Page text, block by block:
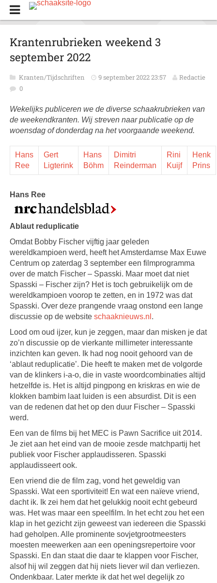
Krantenrubrieken weekend 3
september 2022
Kranten/Tijdschriften 9 september 2022 23:57
Redactie
0
Wekelijks publiceren we de diverse schaakrubrieken van
de weekendkranten. Wij streven naar publicatie op de
woensdag of donderdag na het voorgaande weekend.
Hans
Ree
Gert
Ligterink
Hans
Böhm
Dimitri
Reinderman
Rini
Kuijf
Henk
Prins
Hans Ree
Ablaut reduplicatie
Omdat Bobby Fischer vijftig jaar geleden
wereldkampioen werd, heeft het Amsterdamse Max Euwe
Centrum op zaterdag 3 september een filmprogramma
over de match Fischer – Spasski. Maar moet dat niet
Spasski – Fischer zijn? Het is toch gebruikelijk om de
wereldkampioen voorop te zetten, en in 1972 was dat
Spasski. Over deze prangende vraag onstond een lange
discussie op de website schaaknieuws.nl .
Lood om oud ijzer, kun je zeggen, maar dan misken je dat
zo’n discussie op de vierkante millimeter interessante
inzichten kan geven. Ik had nog nooit gehoord van de
‘ablaut reduplicatie’. Die heeft te maken met de volgorde
van de klinkers i-a-o, die in vaste woordcombinaties altijd
hetzelfde is. Het is altijd pingpong en kriskras en wie de
klokken bambim laat luiden is een absurdist. Dit is een
van de redenen dat het op den duur Fischer – Spasski
werd.
Een van de films bij het MEC is Pawn Sacrifice uit 2014.
Je ziet aan het eind van de mooie zesde matchpartij het
publiek voor Fischer applaudisseren. Spasski
applaudisseert ook.
Een vriend die de film zag, vond het geweldig van
Spasski. Wat een sportiviteit! En wat een naïeve vriend,
dacht ik. Ik zei hem dat het gelukkig nooit echt gebeurd
was. Het was maar een speelfilm. In het echt zou het een
klap in het gezicht zijn geweest van iedereen die Spasski
had geholpen. Alle prominente sovjetgrootmeesters
moesten meewerken aan een openingsrepertoire voor
Spasski. En dan staat die daar te klappen voor Fischer,
alsof hij wil zeggen dat hij niets liever wil dan verliezen.
Ondenkbaar. Later merkte ik dat het wel degelijk zo